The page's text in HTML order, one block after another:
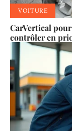
VOITURE
CarVertical
contrôler en